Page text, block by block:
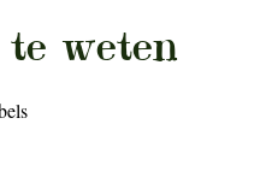
weten